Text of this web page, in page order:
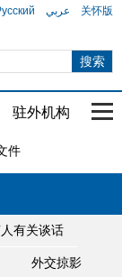
عربي 关怀版
驻外机构 国
件
有关谈话
外交掠影